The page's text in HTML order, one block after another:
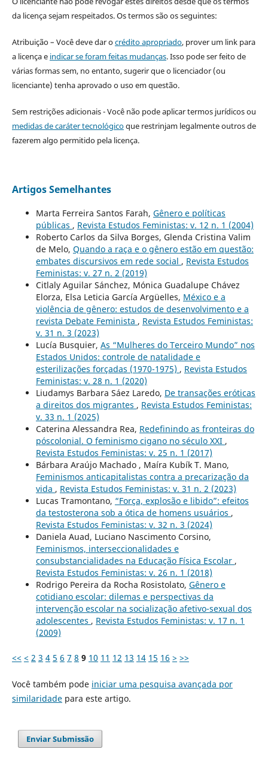
da licença sejam respeitados. Os termos são os seguintes:
Atribuição – Você deve dar ocrédito apropriado, prover um link para
a licença e indicar se foram feitas mudanças. Isso pode ser feito de
várias formas sem, no entanto, sugerir que o licenciador (ou
licenciante) tenha aprovado o uso em questão.
Sem restrições adicionais - Você não pode aplicar termos jurídicos ou
medidas de caráter tecnológicoque restrinjam legalmente outros de
fazerem algo permitido pela licença.
Artigos Semelhantes
Marta Ferreira Santos Farah, Gênero e políticas
públicas , Revista Estudos Feministas: v. 12 n. 1 (2004)
Roberto Carlos da Silva Borges, Glenda Cristina Valim
de Melo, Quando a raça e o gênero estão em questão:
embates discursivos em rede social , Revista Estudos
Feministas: v. 27 n. 2 (2019)
Citlaly Aguilar Sánchez, Mónica Guadalupe Chávez
Elorza, Elsa Leticia García Argüelles, México e a
violência de gênero: estudos de desenvolvimento e a
revista Debate Feminista , Revista Estudos Feministas:
v. 31 n. 3 (2023)
Lucía Busquier, As “Mulheres do Terceiro Mundo” nos
Estados Unidos: controle de natalidade e
esterilizações forçadas (1970-1975) , Revista Estudos
Feministas: v. 28 n. 1 (2020)
Liudamys Barbara Sáez Laredo, De transações eróticas
a direitos dos migrantes , Revista Estudos Feministas:
v. 33 n. 1 (2025)
Caterina Alessandra Rea, Redefinindo as fronteiras do
póscolonial. O feminismo cigano no século XXI ,
Revista Estudos Feministas: v. 25 n. 1 (2017)
Bárbara Araújo Machado , Maíra Kubík T. Mano,
Feminismos anticapitalistas contra a precarização da
vida , Revista Estudos Feministas: v. 31 n. 2 (2023)
Lucas Tramontano, “Força, explosão e libido”: efeitos
da testosterona sob a ótica de homens usuários ,
Revista Estudos Feministas: v. 32 n. 3 (2024)
Daniela Auad, Luciano Nascimento Corsino,
Feminismos, interseccionalidades e
consubstancialidades na Educação Física Escolar ,
Revista Estudos Feministas: v. 26 n. 1 (2018)
Rodrigo Pereira da Rocha Rosistolato, Gênero e
cotidiano escolar: dilemas e perspectivas da
intervenção escolar na socialização afetivo-sexual dos
adolescentes , Revista Estudos Feministas: v. 17 n. 1
(2009)
<< < 2 3 4 5 6 7 8 9 10 11 12 13 14 15 16 > >>
Você também pode iniciar uma pesquisa avançada por
similaridadepara este artigo.
Enviar Submissão